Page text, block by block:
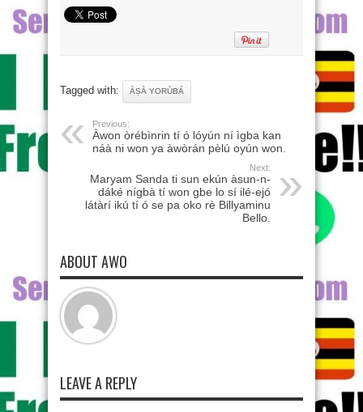
Tagged with: ÀṢÀ YORÙBÁ
Previous:
Àwon òrébìnrin tí ó lóyún ní ìgba kan
náà ni won ya àwòrán pèlú oyún won.
Next:
Maryam Sanda ti sun ekún àsun-n-
dáké nígbà tí won gbe lo sí ilé-ejó
látàrí ikú tí ó se pa oko rè Billyaminu
Bello.
ABOUT AWO
LEAVE A REPLY